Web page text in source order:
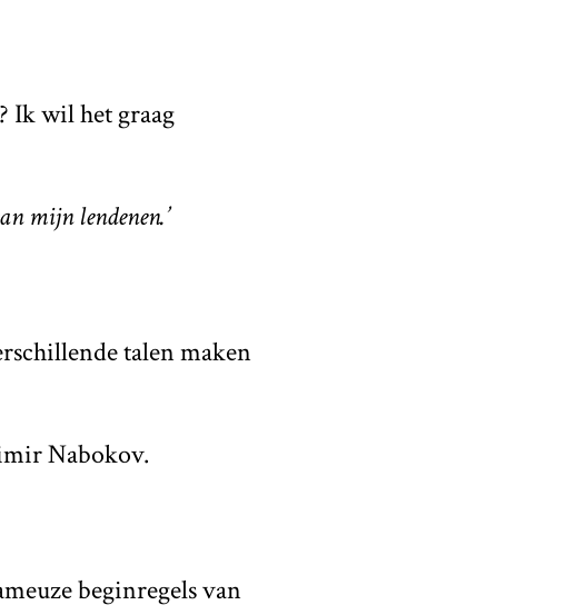
Ik wil het graag
mijn lendenen.’
talen maken
Nabokov.
beginregels van